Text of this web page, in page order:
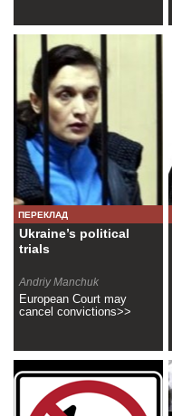
ПЕРЕКЛАД
Ukraine’s political
trials
Andriy Manchuk
European Court may
cancel convictions>>